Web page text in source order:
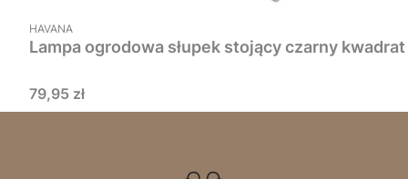
PRODUCENT
HAVANA
Lampa ogrodowa słupek stojący czarny
Cena
79,95 zł